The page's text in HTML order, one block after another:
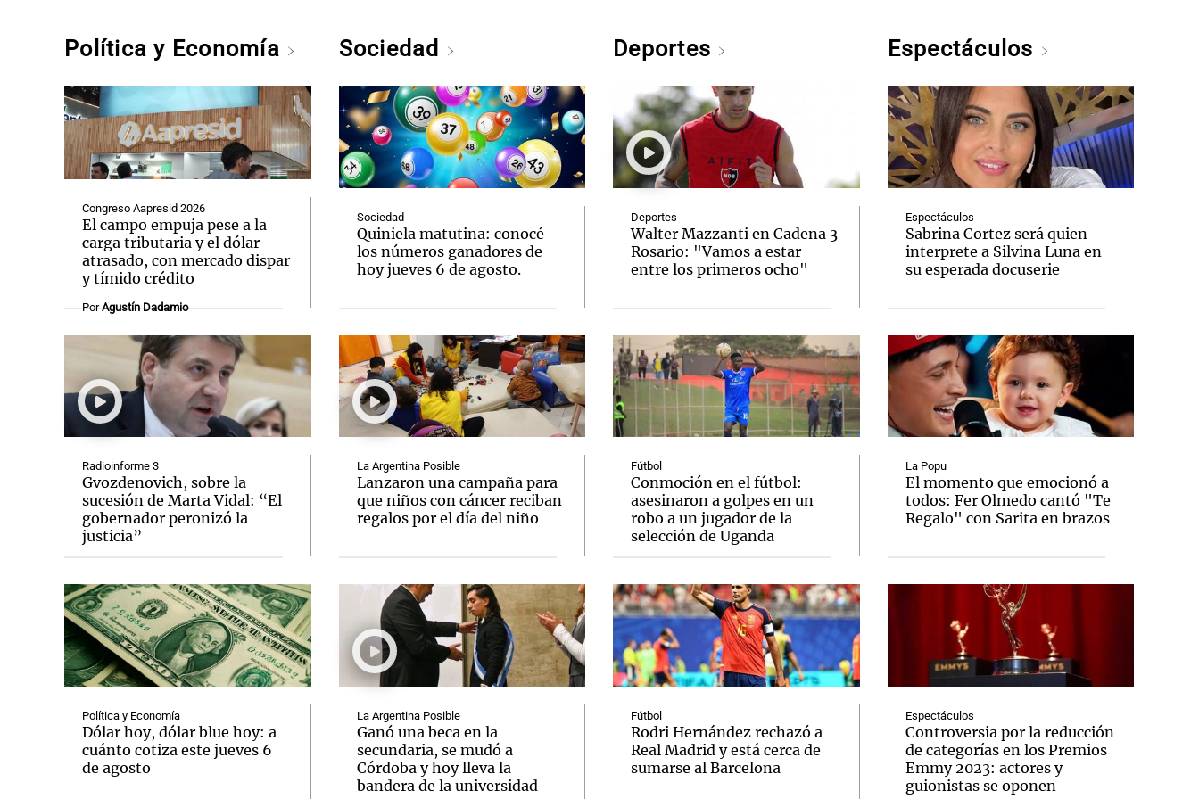
Política y Economía
Congreso Aapresid 2026
El campo empuja pese a la
carga tributaria y el dólar
atrasado, con mercado dispar
y tímido crédito
PorAgustín Dadamio
Radioinforme 3
Gvozdenovich, sobre la
sucesión de Marta Vidal: “El
gobernador peronizó la
justicia”
Política y Economía
Dólar hoy, dólar blue hoy: a
cuánto cotiza este jueves 6
de agosto
Sociedad
Sociedad
Quiniela matutina: conocé
los números ganadores de
hoy jueves 6 de agosto.
La Argentina Posible
Lanzaron una campaña para
que niños con cáncer reciban
regalos por el día del niño
La Argentina Posible
Ganó una beca en la
secundaria, se mudó a
Córdoba y hoy lleva la
bandera de la universidad
Deportes
Deportes
Walter Mazzanti en Cadena 3
Rosario: "Vamos a estar
entre los primeros ocho"
Fútbol
Conmoción en el fútbol:
asesinaron a golpes en un
robo a un jugador de la
selección de Uganda
Fútbol
Rodri Hernández rechazó a
Real Madrid y está cerca de
sumarse al Barcelona
Espectáculos
Espectáculos
Sabrina Cortez será quien
interprete a Silvina Luna en
su esperada docuserie
La Popu
El momento que emocionó a
todos: Fer Olmedo cantó "Te
Regalo" con Sarita en brazos
Espectáculos
Controversia por la reducción
de categorías en los Premios
Emmy 2023: actores y
guionistas se oponen
Notas Notas
El huracán de Arequito
Notas
Cadena 3 en Groenlandia
Notas